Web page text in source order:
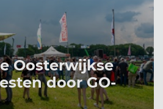
Oosterwijkse
door GO-